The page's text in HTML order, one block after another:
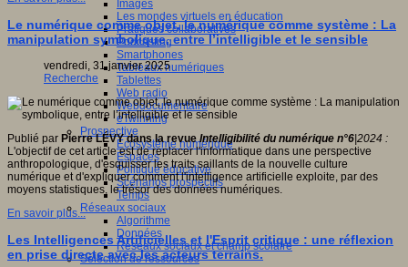
Images
Les mondes virtuels en éducation
Pratiques collaboratives
Podcasting
Smartphones
Tableaux numériques
Tablettes
Web radio
Webdocumentaire
eTwinning
Prospective
Ecosystème numérique
Espaces
Politique éducative
Scénarios prospectifs
Temps
Réseaux sociaux
Algorithme
Données
Réseaux sociaux et champ scolaire
Sélection de ressources
Le numérique comme objet, le numérique comme système : La
manipulation symbolique, entre l’intelligible et le sensible
vendredi, 31 janvier 2025
Recherche
Publié par Pierre LÉVY dans la revueIntelligibilité du numérique n°6 |2024 :
L'objectif de cet article est de replacer l'informatique dans une perspective
anthropologique, d'esquisser les traits saillants de la nouvelle culture
numérique et d'expliquer comment l'intelligence artificielle exploite, par des
moyens statistiques, le trésor des données numériques.
En savoir plus...
Les Intelligences Artificielles et l'Esprit critique : une réflexion
en prise directe avec les acteurs terrains.